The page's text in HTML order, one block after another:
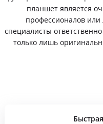
планшет является
профессионалов
специалисты
только лишь